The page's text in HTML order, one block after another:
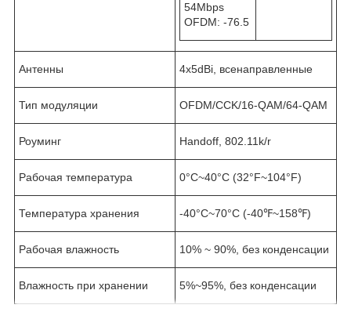
54Mbps
OFDM: -76.5
Антенны 4х5dBi, всенаправленные
Тип модуляции OFDM/CCK/16-QAM/64-QAM
Роуминг Handoff, 802.11k/r
Рабочая температура 0°C~40°C (32°F~104°F)
Температура хранения -40°C~70°C (-40℉~158℉)
Рабочая влажность 10% ~ 90%, без конденсации
Влажность при хранении 5%~95%, без конденсации